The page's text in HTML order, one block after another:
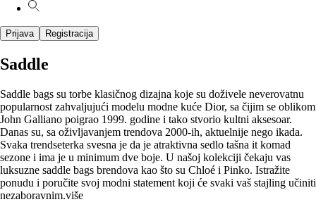
Prijava Registracija
Saddle
Saddle bags su torbe klasičnog dizajna koje su doživele neverovatnu
popularnost zahvaljujući modelu modne kuće Dior, sa čijim se oblikom
John Galliano poigrao 1999. godine i tako stvorio kultni aksesoar.
Danas su, sa oživljavanjem trendova 2000-ih, aktuelnije nego ikada.
Svaka trendseterka svesna je da je atraktivna sedlo tašna it komad
sezone i ima je u minimum dve boje. U našoj kolekciji čekaju vas
luksuzne saddle bags brendova kao što su Chloé i Pinko. Istražite
ponudu i poručite svoj modni statement koji će svaki vaš stajling učiniti
nezaboravnim.više